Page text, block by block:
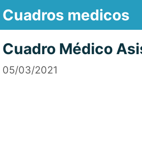
Saltar
contenido
Cuadros medicos
Cuadro Médico
05/03/2021